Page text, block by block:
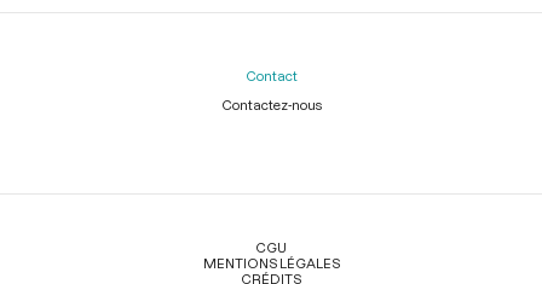
Contact
Contactez-nous
Légal
CGU
MENTIONS LÉGALES
CRÉDITS